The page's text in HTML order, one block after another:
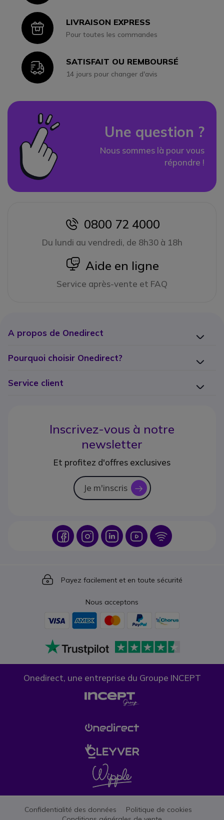
IconLIVRAISON EXPRESS
Pour toutes les commandes
IconSATISFAIT OU REMBOURSÉ
14 jours pour changer d'avis
Une question ?
Nous sommes là pour vous
répondre !
icon
0800 72 4000
Du lundi au vendredi, de 8h30 à 18h
icon
Aide en ligne
Service après-vente et FAQ
A propos de Onedirect
Pourquoi choisir Onedirect?
Service client
Inscrivez-vous à notre
newsletter
Et profitez d'offres exclusives
Je m'inscris icon
Icon IconIcon Icon Icon
Icon
Payez facilement et en toute sécurité
Nous acceptons
Onedirect, une entreprise du Groupe INCEPT
Confidentialité des données
Politique de cookies